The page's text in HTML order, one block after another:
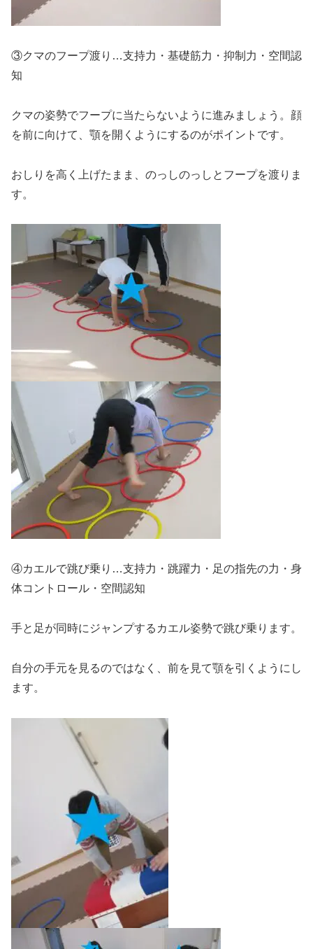
③クマのフープ渡り…支持力・基礎筋力・抑制力・空間認
知
クマの姿勢でフープに当たらないように進みましょう。顔
を前に向けて、顎を開くようにするのがポイントです。
おしりを高く上げたまま、のっしのっしとフープを渡りま
す。
④カエルで跳び乗り…支持力・跳躍力・足の指先の力・身
体コントロール・空間認知
手と足が同時にジャンプするカエル姿勢で跳び乗ります。
自分の手元を見るのではなく、前を見て顎を引くようにし
ます。